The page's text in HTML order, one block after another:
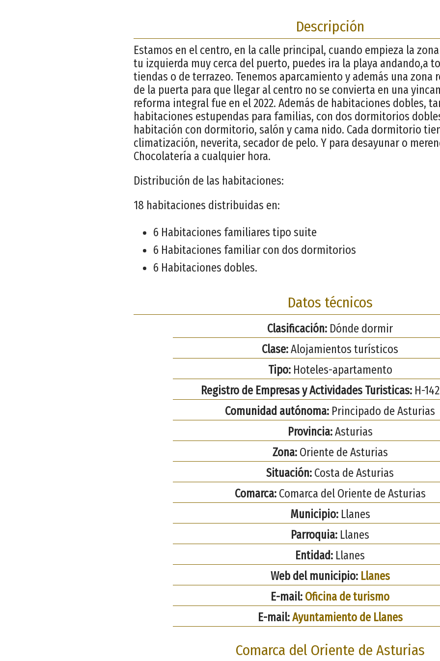
Descripción
Estamos en el centro, en la calle principal, cuando empieza la
tu izquierda muy cerca del puerto, puedes ira la playa andando,a
tiendas o de terrazeo. Tenemos aparcamiento y además una zona
de la puerta para que llegar al centro no se convierta en una
reforma integral fue en el 2022. Además de habitaciones dobles,
habitaciones estupendas para familias, con dos dormitorios
habitación con dormitorio, salón y cama nido. Cada dormitorio
climatización, neverita, secador de pelo. Y para desayunar o
Chocolatería a cualquier hora.
Distribución de las habitaciones:
18 habitaciones distribuidas en:
6 Habitaciones familiares tipo suite
6 Habitaciones familiar con dos dormitorios
6 Habitaciones dobles.
Datos técnicos
Clasificación: Dónde dormir
Clase:Alojamientos turísticos
Tipo:Hoteles-apartamento
Registro de Empresas y Actividades Turisticas:H-
Comunidad autónoma: Principado de Asturias
Provincia:Asturias
Zona:Oriente de Asturias
Situación: Costa de Asturias
Comarca:Comarca del Oriente de Asturias
Municipio:Llanes
Parroquia: Llanes
Entidad: Llanes
Web del municipio: Llanes
E-mail: Oficina de turismo
E-mail:Ayuntamiento de Llanes
Comarca del Oriente de Asturias